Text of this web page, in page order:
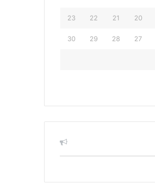
20
21
22
23
27
28
29
30